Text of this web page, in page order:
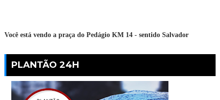
Você está vendo a praça do Pedágio KM 14 - sentido Salvador
PLANTÃO 24H